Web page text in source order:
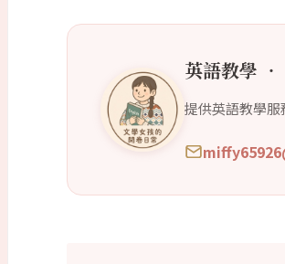
英語教學 ‧
提供英語教學服